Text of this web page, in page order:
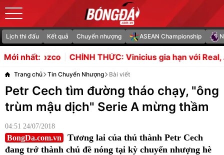
Lịch thi đấu Kết quả Chuyển nhượng ASEAN Championship
Mới nhất:THỨC: Vinicius gia hạn với Real, Arsenal vỡ mộng
Trang chủ Tin Chuyển Nhượng Bài viết
Petr Cech tìm đường tháo chạy, "ông
trùm mậu dịch" Serie A mừng thầm
04:51 24/07/2018
BongDa.com.vn
Tương lai của thủ thành Petr Cech
đang trở thành chủ đề nóng tại kỳ chuyển nhượng hè